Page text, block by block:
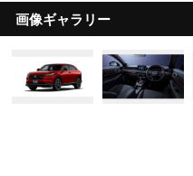
画像ギャラリー